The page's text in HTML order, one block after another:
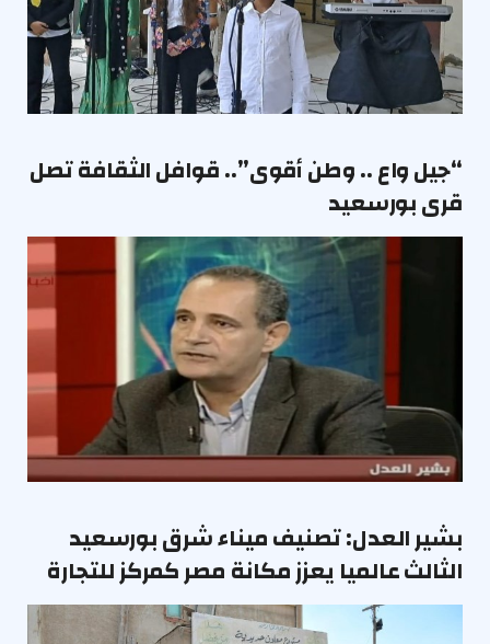
“جيل واع .. وطن أقوى”.. قوافل الثقافة تصل
قرى بورسعيد
بشير العدل: تصنيف ميناء شرق بورسعيد
الثالث عالميا يعزز مكانة مصر كمركز للتجارة